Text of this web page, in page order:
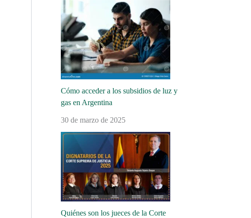
Cómo acceder a los subsidios de luz y
gas en Argentina
30 de marzo de 2025
Quiénes son los jueces de la Corte